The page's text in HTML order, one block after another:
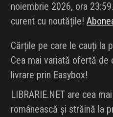
noiembrie 2026, ora
curent cu noutățile!
Cărțile pe care le cauți la
Cea mai variată ofertă de
livrare prin Easybox!
LIBRARIE.NET are cea
românească și străină la